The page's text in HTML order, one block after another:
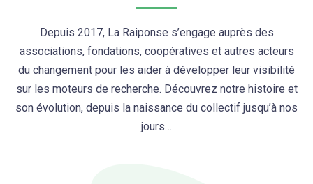
Depuis 2017, La Raiponse s’engage auprès des
associations, fondations, coopératives et autres acteurs
du changement pour les aider à développer leur visibilité
sur les moteurs de recherche. Découvrez notre histoire et
son évolution, depuis la naissance du collectif jusqu’à nos
jours…